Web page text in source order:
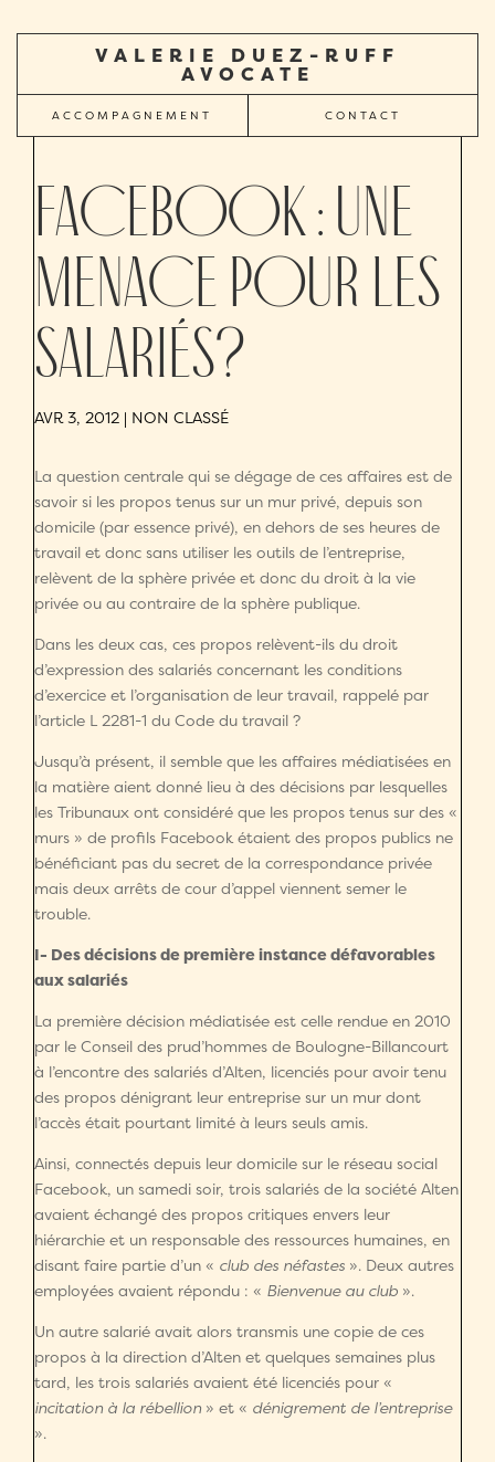
VALERIE DUEZ-RUFF
AVOCATE
ACCOMPAGNEMENT CONTACT
Facebook : une
menace pour les
salariés?
AVR 3, 2012 | NON CLASSÉ
La question centrale qui se dégage de ces affaires est de
savoir si les propos tenus sur un mur privé, depuis son
domicile (par essence privé), en dehors de ses heures de
travail et donc sans utiliser les outils de l’entreprise,
relèvent de la sphère privée et donc du droit à la vie
privée ou au contraire de la sphère publique.
Dans les deux cas, ces propos relèvent-ils du droit
d’expression des salariés concernant les conditions
d’exercice et l’organisation de leur travail, rappelé par
l’article L 2281-1 du Code du travail ?
Jusqu’à présent, il semble que les affaires médiatisées en
la matière aient donné lieu à des décisions par lesquelles
les Tribunaux ont considéré que les propos tenus sur des «
murs » de profils Facebook étaient des propos publics ne
bénéficiant pas du secret de la correspondance privée
mais deux arrêts de cour d’appel viennent semer le
trouble.
I- Des décisions de première instance défavorables
aux salariés
La première décision médiatisée est celle rendue en 2010
par le Conseil des prud’hommes de Boulogne-Billancourt
à l’encontre des salariés d’Alten, licenciés pour avoir tenu
des propos dénigrant leur entreprise sur un mur dont
l’accès était pourtant limité à leurs seuls amis.
Ainsi, connectés depuis leur domicile sur le réseau social
Facebook, un samedi soir, trois salariés de la société Alten
avaient échangé des propos critiques envers leur
hiérarchie et un responsable des ressources humaines, en
disant faire partie d’un « club des néfastes ». Deux autres
employées avaient répondu : « Bienvenue au club ».
Un autre salarié avait alors transmis une copie de ces
propos à la direction d’Alten et quelques semaines plus
tard, les trois salariés avaient été licenciés pour «
incitation à la rébellion » et « dénigrement de l’entreprise
».